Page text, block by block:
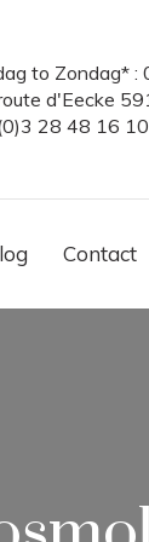
to Zondag*
d'Eecke
28 48 16 10
Contact